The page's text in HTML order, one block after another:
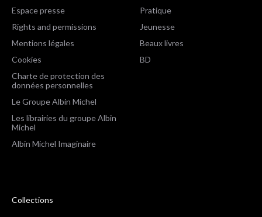
Espace presse
Rights and permissions
Mentions légales
Cookies
Charte de protection des
données personnelles
Le Groupe Albin Michel
Les librairies du groupe Albin
Michel
Albin Michel Imaginaire
Pratique
Jeunesse
Beaux livres
BD
Collections